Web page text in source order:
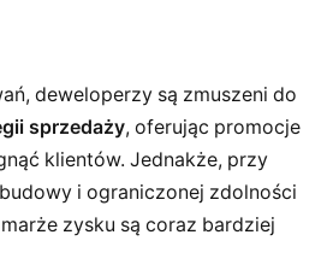
deweloperzy są zmuszeni do
sprzedaży, oferując promocje
klientów. Jednakże, przy
i ograniczonej zdolności
zysku są coraz bardziej